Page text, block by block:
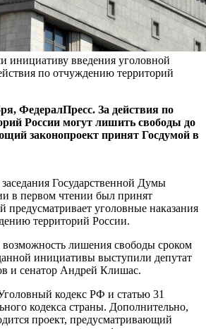
инициативу введения уголовной
по отчуждению территорий
ФедералПресс. За действия по
России могут лишить свободы до
законопроект принят Госдумой в
Государственной Думы
в первом чтении был принят
предусматривает уголовные наказания
территорий России.
возможность лишения свободы сроком
инициативы выступили депутат
и сенатор Андрей Клишас.
кодекс РФ и статью 31
кодекса страны. Дополнительно,
проект, предусматривающий